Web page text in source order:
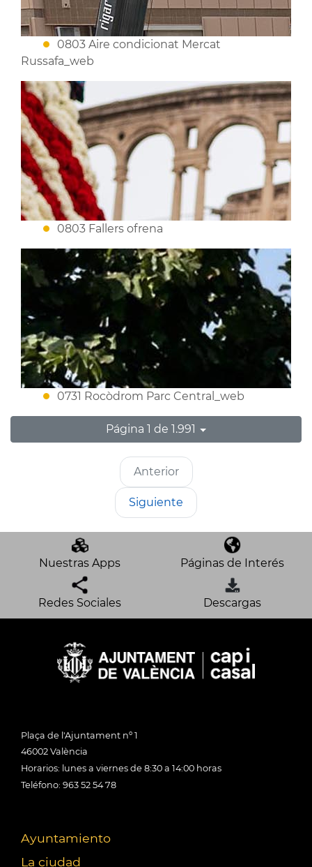
0803 Aire condicionat Mercat
Russafa_web
0803 Fallers ofrena
0731 Rocòdrom Parc Central_web
Página 1 de 1.991
Anterior
Siguiente
Nuestras Apps Páginas de Interés
Redes Sociales Descargas
Plaça de l'Ajuntament nº 1
46002 València
Horarios: lunes a viernes de 8:30 a 14:00 horas
Teléfono: 963 52 54 78
Ayuntamiento
La ciudad